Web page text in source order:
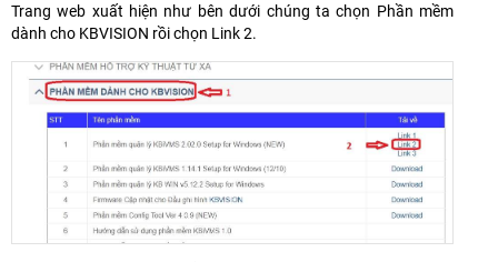
Trang web xuất hiện như bên dưới chúng ta chọn Phần mềm
dành cho KBVISION rồi chọn Link 2.